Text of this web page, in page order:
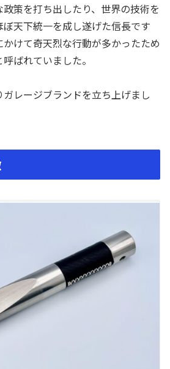
策を打ち出したり、世界の技術を
天下統一を成し遂げた信長です
けて奇天烈な行動が多かったため
呼ばれていました。
レージブランドを立ち上げまし